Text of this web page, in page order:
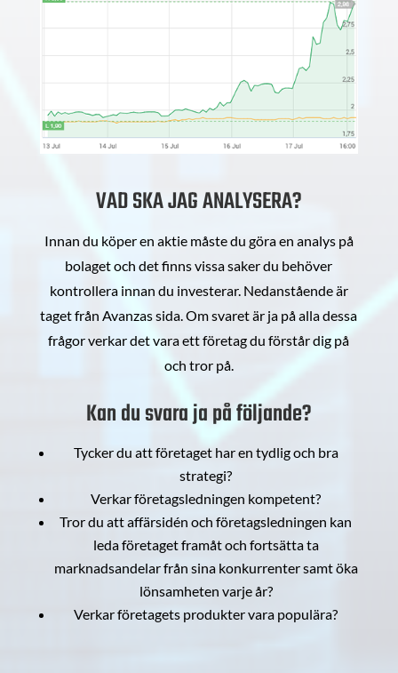
VAD SKA JAG ANALYSERA?
Innan du köper en aktie måste du göra en analys på
bolaget och det finns vissa saker du behöver
kontrollera innan du investerar. Nedanstående är
taget från Avanzas sida. Om svaret är ja på alla dessa
frågor verkar det vara ett företag du förstår dig på
och tror på.
Kan du svara ja på följande?
Tycker du att företaget har en tydlig och bra
strategi?
Verkar företagsledningen kompetent?
Tror du att affärsidén och företagsledningen kan
leda företaget framåt och fortsätta ta
marknadsandelar från sina konkurrenter samt öka
lönsamheten varje år?
Verkar företagets produkter vara populära?